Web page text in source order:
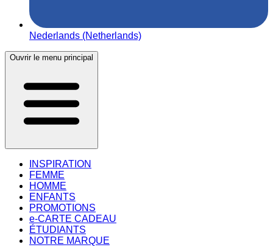
Nederlands (Netherlands)
Ouvrir le menu principal
INSPIRATION
FEMME
HOMME
ENFANTS
PROMOTIONS
e-CARTE CADEAU
ÉTUDIANTS
NOTRE MARQUE